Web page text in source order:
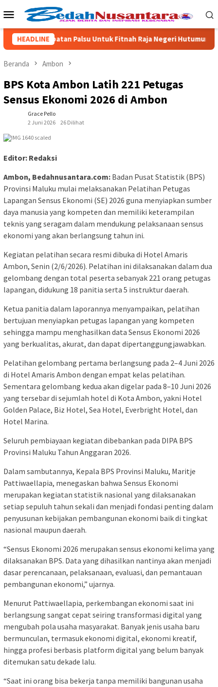
ke
Menu
Mobile
HEADLINE
Pakai Jabatan Palsu Untuk Fitnah Raja Negeri Hutumuri
Beranda Ambon
BPS Kota Ambon Latih 221 Petugas
Sensus Ekonomi 2026 di Ambon
Grace Pello
2 Juni 2026
26 Dilihat
Editor: Redaksi
Ambon, Bedahnusantara.com: Badan Pusat Statistik (BPS)
Provinsi Maluku mulai melaksanakan Pelatihan Petugas
Lapangan Sensus Ekonomi (SE) 2026 guna menyiapkan sumber
daya manusia yang kompeten dan memiliki keterampilan
teknis yang seragam dalam mendukung pelaksanaan sensus
ekonomi yang akan berlangsung tahun ini.
Kegiatan pelatihan secara resmi dibuka di Hotel Amaris
Ambon, Senin (2/6/2026). Pelatihan ini dilaksanakan dalam dua
gelombang dengan total peserta sebanyak 221 orang petugas
lapangan, didukung 18 panitia serta 5 instruktur daerah.
Ketua panitia dalam laporannya menyampaikan, pelatihan
bertujuan menyiapkan petugas lapangan yang kompeten
sehingga mampu menghasilkan data Sensus Ekonomi 2026
yang berkualitas, akurat, dan dapat dipertanggungjawabkan.
Pelatihan gelombang pertama berlangsung pada 2–4 Juni 2026
di Hotel Amaris Ambon dengan empat kelas pelatihan.
Sementara gelombang kedua akan digelar pada 8–10 Juni 2026
yang tersebar di sejumlah hotel di Kota Ambon, yakni Hotel
Golden Palace, Biz Hotel, Sea Hotel, Everbright Hotel, dan
Hotel Marina.
Seluruh pembiayaan kegiatan dibebankan pada DIPA BPS
Provinsi Maluku Tahun Anggaran 2026.
Dalam sambutannya, Kepala BPS Provinsi Maluku, Maritje
Pattiwaellapia, menegaskan bahwa Sensus Ekonomi
merupakan kegiatan statistik nasional yang dilaksanakan
setiap sepuluh tahun sekali dan menjadi fondasi penting dalam
penyusunan kebijakan pembangunan ekonomi baik di tingkat
nasional maupun daerah.
“Sensus Ekonomi 2026 merupakan sensus ekonomi kelima yang
dilaksanakan BPS. Data yang dihasilkan nantinya akan menjadi
dasar perencanaan, pelaksanaan, evaluasi, dan pemantauan
pembangunan ekonomi,” ujarnya.
Menurut Pattiwaellapia, perkembangan ekonomi saat ini
berlangsung sangat cepat seiring transformasi digital yang
mengubah pola usaha masyarakat. Banyak jenis usaha baru
bermunculan, termasuk ekonomi digital, ekonomi kreatif,
hingga profesi berbasis platform digital yang belum banyak
ditemukan satu dekade lalu.
“Saat ini orang bisa bekerja tanpa memiliki bangunan usaha